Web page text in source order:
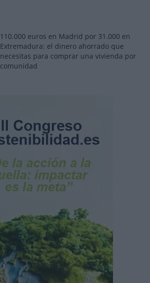
110.000 euros en Madrid por 31.000 en
Extremadura: el dinero ahorrado que
necesitas para comprar una vivienda por
comunidad